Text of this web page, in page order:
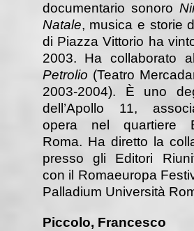
documentario sonoro
Natale, musica e storie
di Piazza Vittorio ha
2003. Ha collaborato
Petrolio (Teatro
2003-2004). È uno
dell’Apollo 11,
opera nel quartiere
Roma. Ha diretto la
presso gli Editori
con il Romaeuropa
Palladium Università
Piccolo, Francesco